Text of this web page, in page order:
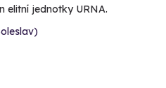
elitní jednotky URNA.